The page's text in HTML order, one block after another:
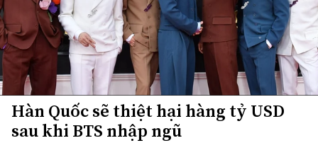
Hàn Quốc sẽ thiệt hại hàng tỷ USD
sau khi BTS nhập ngũ